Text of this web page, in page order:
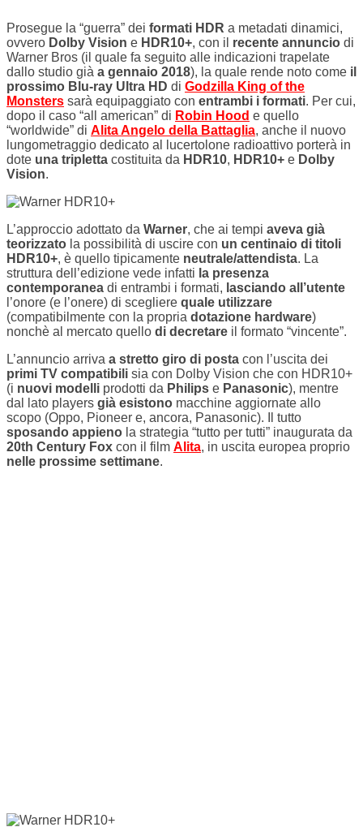
Prosegue la “guerra” dei formati HDR a metadati dinamici,
ovvero Dolby Vision e HDR10+, con il recente annuncio di
Warner Bros (il quale fa seguito alle indicazioni trapelate
dallo studio già a gennaio 2018), la quale rende noto come il
prossimo Blu-ray Ultra HD di Godzilla King of the
Monsters sarà equipaggiato con entrambi i formati. Per cui,
dopo il caso “all american” di Robin Hood e quello
“worldwide” di Alita Angelo della Battaglia, anche il nuovo
lungometraggio dedicato al lucertolone radioattivo porterà in
dote una tripletta costituita da HDR10, HDR10+ e Dolby
Vision.
L’approccio adottato da Warner, che ai tempi aveva già
teorizzato la possibilità di uscire con un centinaio di titoli
HDR10+, è quello tipicamente neutrale/attendista. La
struttura dell’edizione vede infatti la presenza
contemporanea di entrambi i formati, lasciando all’utente
l’onore (e l’onere) di scegliere quale utilizzare
(compatibilmente con la propria dotazione hardware)
nonchè al mercato quello di decretare il formato “vincente”.
L’annuncio arriva a stretto giro di posta con l’uscita dei
primi TV compatibili sia con Dolby Vision che con HDR10+
(i nuovi modelli prodotti da Philips e Panasonic), mentre
dal lato players già esistono macchine aggiornate allo
scopo (Oppo, Pioneer e, ancora, Panasonic). Il tutto
sposando appieno la strategia “tutto per tutti” inaugurata da
20th Century Fox con il film Alita, in uscita europea proprio
nelle prossime settimane.